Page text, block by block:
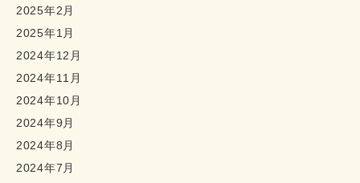
2025年2月
2025年1月
2024年12月
2024年11月
2024年10月
2024年9月
2024年8月
2024年7月